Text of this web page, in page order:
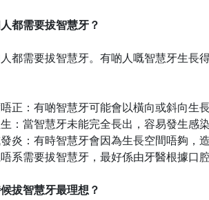
都需要拔智慧牙？
都需要拔智慧牙。有啲人嘅智慧牙生長
唔正：有啲智慧牙可能會以橫向或斜向生
：當智慧牙未能完全長出，容易發生感
炎：有時智慧牙會因為生長空間唔夠，
系需要拔智慧牙，最好係由牙醫根據口
拔智慧牙最理想？